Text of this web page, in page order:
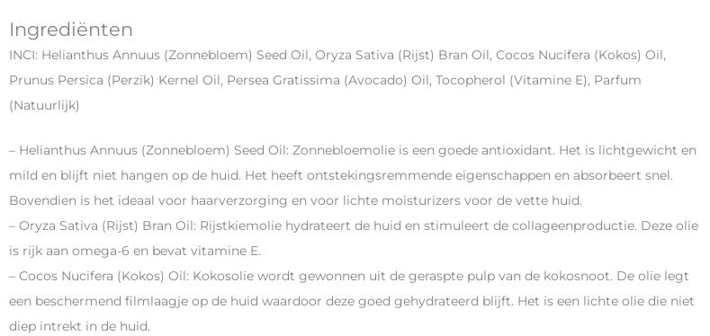
Ingrediënten
INCI: Helianthus Annuus (Zonnebloem) Seed Oil, Oryza Sativa (Rijst) Bran Oil, Cocos Nucifera (Kokos) Oil,
Prunus Persica (Perzik) Kernel Oil, Persea Gratissima (Avocado) Oil, Tocopherol (Vitamine E), Parfum
(Natuurlijk)
– Helianthus Annuus (Zonnebloem) Seed Oil: Zonnebloemolie is een goede antioxidant. Het is lichtgewicht en
mild en blijft niet hangen op de huid. Het heeft ontstekingsremmende eigenschappen en absorbeert snel.
Bovendien is het ideaal voor haarverzorging en voor lichte moisturizers voor de vette huid.
– Oryza Sativa (Rijst) Bran Oil: Rijstkiemolie hydrateert de huid en stimuleert de collageenproductie. Deze olie
is rijk aan omega-6 en bevat vitamine E.
– Cocos Nucifera (Kokos) Oil: Kokosolie wordt gewonnen uit de geraspte pulp van de kokosnoot. De olie legt
een beschermend filmlaagje op de huid waardoor deze goed gehydrateerd blijft. Het is een lichte olie die niet
diep intrekt in de huid.